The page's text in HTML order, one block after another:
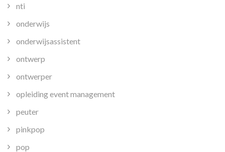
nti
onderwijs
onderwijsassistent
ontwerp
ontwerper
opleiding event management
peuter
pinkpop
pop